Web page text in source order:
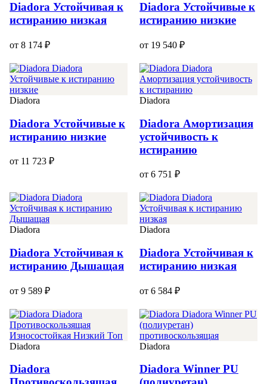
Diadora Устойчивая к
истиранию низкая
от 8 174 ₽
Diadora Устойчивые к
истиранию низкие
от 19 540 ₽
Diadora
Diadora Устойчивые к
истиранию низкие
от 11 723 ₽
Diadora
Diadora Амортизация
устойчивость к
истиранию
от 6 751 ₽
Diadora
Diadora Устойчивая к
истиранию Дышащая
от 9 589 ₽
Diadora
Diadora Устойчивая к
истиранию низкая
от 6 584 ₽
Diadora
Diadora
Diadora
Diadora Winner PU